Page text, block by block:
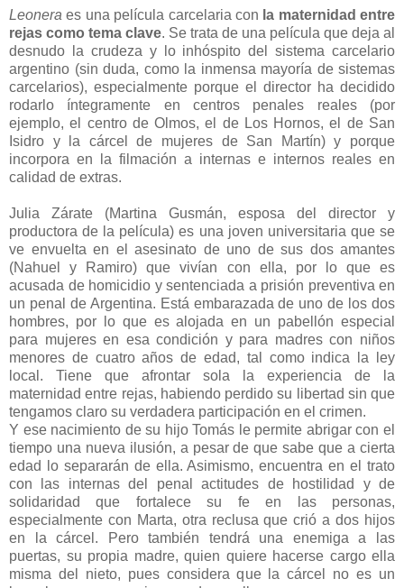
Leonera es una película carcelaria con la maternidad entre
rejas como tema clave. Se trata de una película que deja al
desnudo la crudeza y lo inhóspito del sistema carcelario
argentino (sin duda, como la inmensa mayoría de sistemas
carcelarios), especialmente porque el director ha decidido
rodarlo íntegramente en centros penales reales (por
ejemplo, el centro de Olmos, el de Los Hornos, el de San
Isidro y la cárcel de mujeres de San Martín) y porque
incorpora en la filmación a internas e internos reales en
calidad de extras.
Julia Zárate (Martina Gusmán, esposa del director y
productora de la película) es una joven universitaria que se
ve envuelta en el asesinato de uno de sus dos amantes
(Nahuel y Ramiro) que vivían con ella, por lo que es
acusada de homicidio y sentenciada a prisión preventiva en
un penal de Argentina. Está embarazada de uno de los dos
hombres, por lo que es alojada en un pabellón especial
para mujeres en esa condición y para madres con niños
menores de cuatro años de edad, tal como indica la ley
local. Tiene que afrontar sola la experiencia de la
maternidad entre rejas, habiendo perdido su libertad sin que
tengamos claro su verdadera participación en el crimen.
Y ese nacimiento de su hijo Tomás le permite abrigar con el
tiempo una nueva ilusión, a pesar de que sabe que a cierta
edad lo separarán de ella. Asimismo, encuentra en el trato
con las internas del penal actitudes de hostilidad y de
solidaridad que fortalece su fe en las personas,
especialmente con Marta, otra reclusa que crió a dos hijos
en la cárcel. Pero también tendrá una enemiga a las
puertas, su propia madre, quien quiere hacerse cargo ella
misma del nieto, pues considera que la cárcel no es un